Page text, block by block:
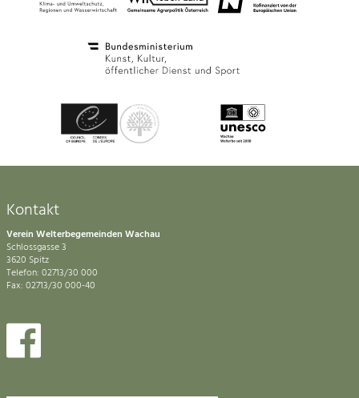
Kontakt
Verein Welterbegemeinden Wachau
Schlossgasse 3
3620 Spitz
Telefon: 02713/30 000
Fax: 02713/30 000-40